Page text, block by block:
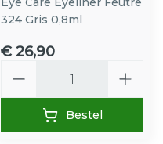
324 Gris 0,8ml
€ 26,90
Bestel